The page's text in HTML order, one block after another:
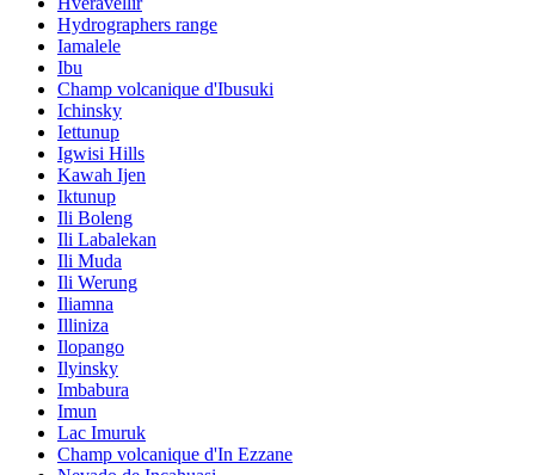
Hydrographers range
Iamalele
Ibu
Champ volcanique d'Ibusuki
Ichinsky
Iettunup
Igwisi Hills
Kawah Ijen
Iktunup
Ili Boleng
Ili Labalekan
Ili Muda
Ili Werung
Iliamna
Illiniza
Ilopango
Ilyinsky
Imbabura
Imun
Lac Imuruk
Champ volcanique d'In Ezzane